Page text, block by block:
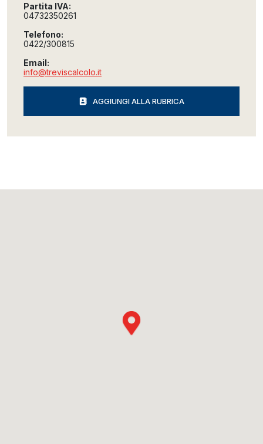
Partita IVA:
04732350261
Telefono:
0422/300815
Email:
info@treviscalcolo.it
AGGIUNGI ALLA RUBRICA